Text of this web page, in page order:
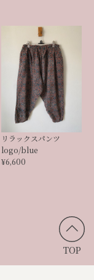
リラックスパンツ
logo/blue
¥6,600
TOP